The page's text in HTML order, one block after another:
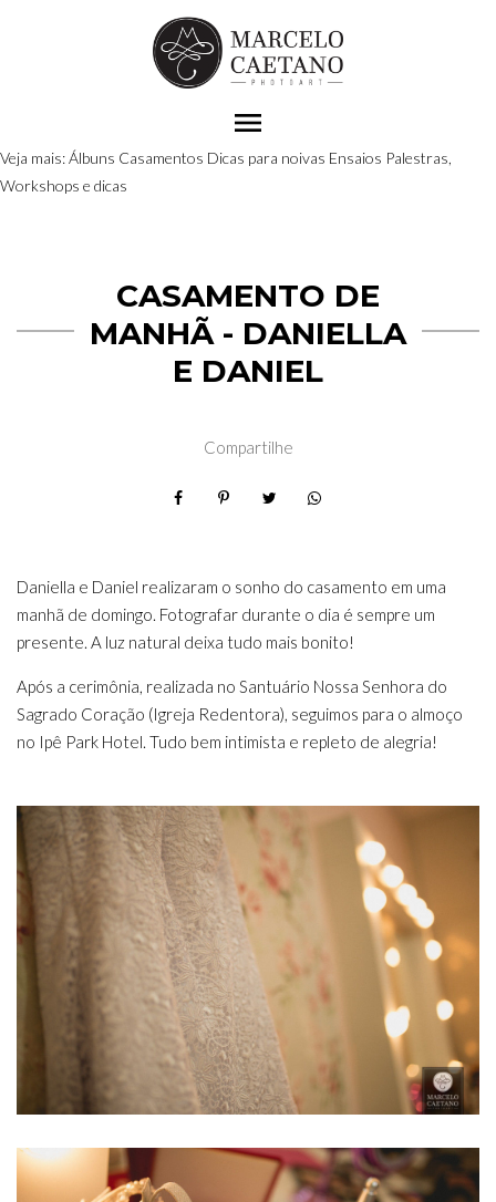
menu
Veja mais:Álbuns Casamentos Dicas para noivas Ensaios Palestras,
Workshops e dicas
CASAMENTO DE
MANHÃ - DANIELLA
E DANIEL
Compartilhe
Daniella e Daniel realizaram o sonho do casamento em uma
manhã de domingo. Fotografar durante o dia é sempre um
presente. A luz natural deixa tudo mais bonito!
Após a cerimônia, realizada no Santuário Nossa Senhora do
Sagrado Coração (Igreja Redentora), seguimos para o almoço
no Ipê Park Hotel. Tudo bem intimista e repleto de alegria!